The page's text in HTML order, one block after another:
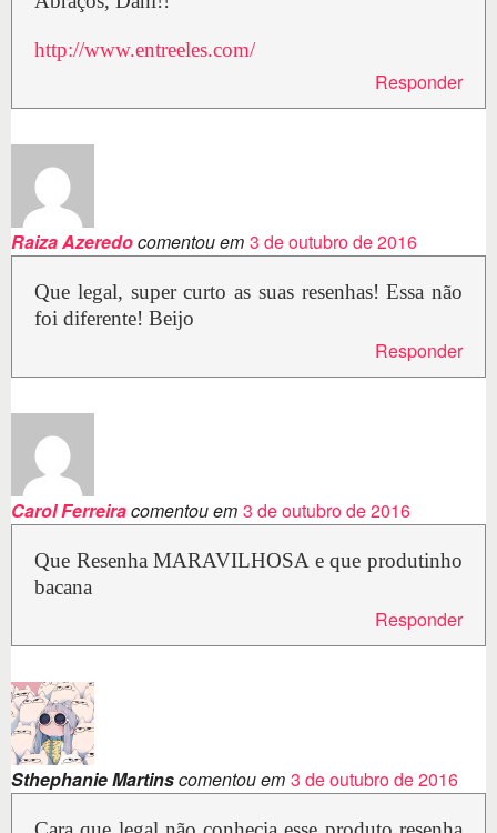
http://www.entreeles.com/
Responder
Raiza Azeredocomentou em 3 de outubro de 2016
Que legal, super curto as suas resenhas! Essa não
foi diferente! Beijo
Responder
Carol Ferreiracomentou em 3 de outubro de 2016
Que Resenha MARAVILHOSA e que produtinho
bacana
Responder
Sthephanie Martinscomentou em 3 de outubro de 2016